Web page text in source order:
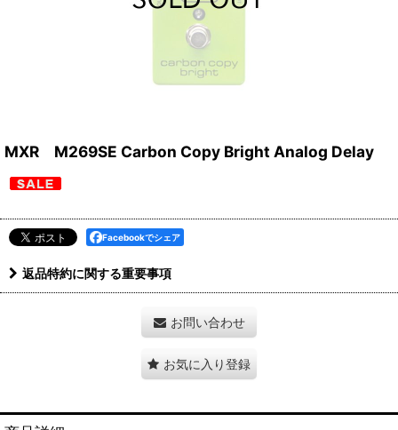
MXR M269SE Carbon Copy Bright Analog Delay
Facebookでシェア
返品特約に関する重要事項
お問い合わせ
お気に入り登録